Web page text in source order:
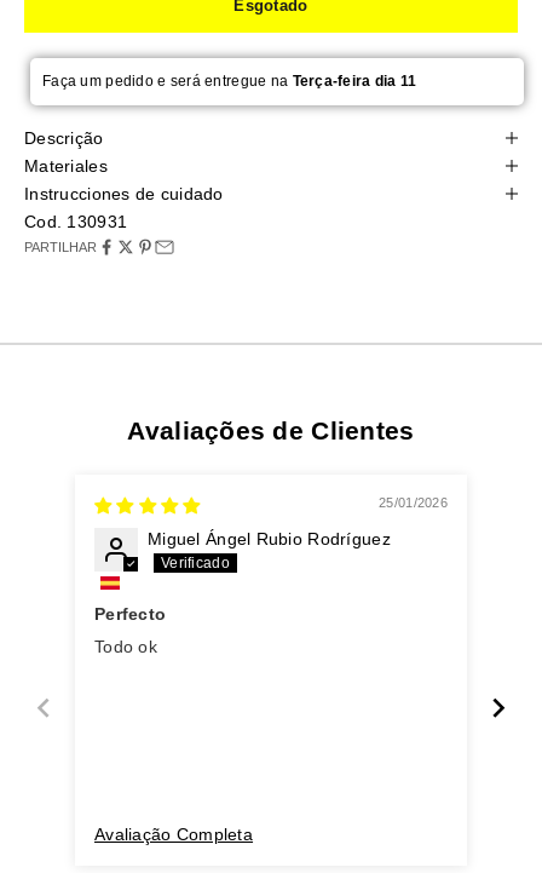
Esgotado
Faça um pedido e será entregue na Terça-feira dia 11
Descrição
Materiales
Instrucciones de cuidado
Cod. 130931
PARTILHAR
Avaliações de Clientes
25/01/2026
Miguel Ángel Rubio Rodríguez
Perfecto
Todo ok
Avaliação Completa